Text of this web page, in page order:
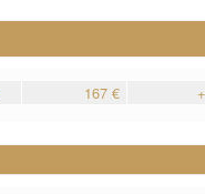
167 €